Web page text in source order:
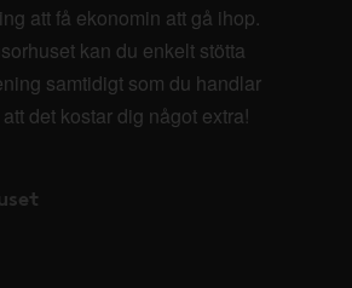
att få ekonomin att gå ihop.
kan du enkelt stötta
samtidigt som du handlar
det kostar dig något extra!